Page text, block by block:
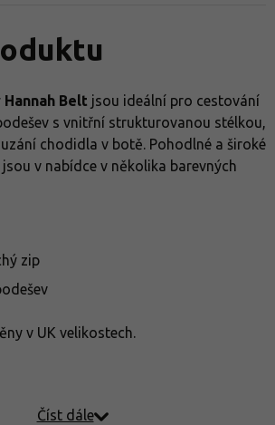
Hannah Belt jsou ideální pro cestování
s vnitřní strukturovanou stélkou,
chodidla v botě. Pohodlné a široké
v nabídce v několika barevných
zip
v UK velikostech.
Číst dále